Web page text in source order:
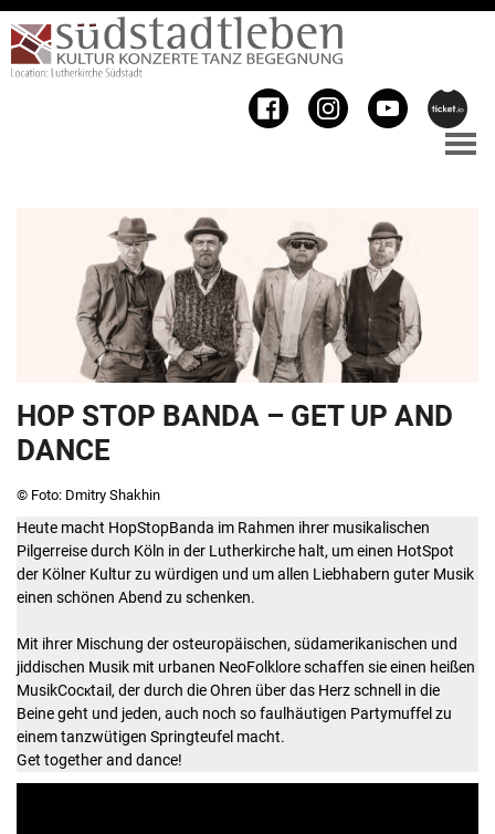
HOP STOP BANDA – GET UP AND
DANCE
© Foto: Dmitry Shakhin
Heute macht HopStopBanda im Rahmen ihrer musikalischen
Pilgerreise durch Köln in der Lutherkirche halt, um einen HotSpot
der Kölner Kultur zu würdigen und um allen Liebhabern guter Musik
einen schönen Abend zu schenken.
Mit ihrer Mischung der osteuropäischen, südamerikanischen und
jiddischen Musik mit urbanen NeoFolklore schaffen sie einen heißen
MusikCocкtail, der durch die Ohren über das Herz schnell in die
Beine geht und jeden, auch noch so faulhäutigen Partymuffel zu
einem tanzwütigen Springteufel macht.
Get together and dance!